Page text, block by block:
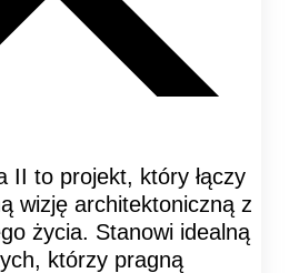
II to projekt, który łączy
wizję architektoniczną z
życia. Stanowi idealną
którzy pragną